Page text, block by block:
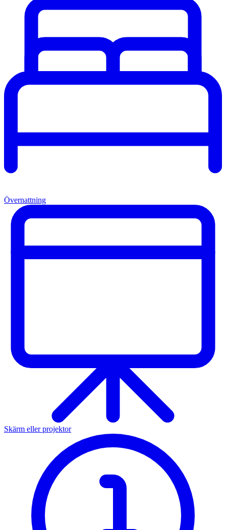
Övernattning
Skärm eller projektor